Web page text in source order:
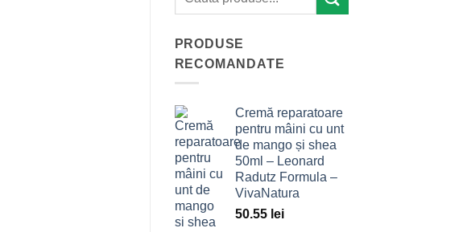
PRODUSE
RECOMANDATE
Cremă reparatoare
pentru mâini cu unt
de mango și shea
50ml – Leonard
Radutz Formula –
VivaNatura
50.55 lei